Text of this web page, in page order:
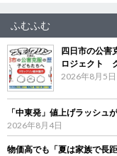
ふむふむ
四日市の公害
ロジェクト
2026年8月5日
「中東発」値上げラッシ
2026年8月4日
物価高でも「夏は家族で長